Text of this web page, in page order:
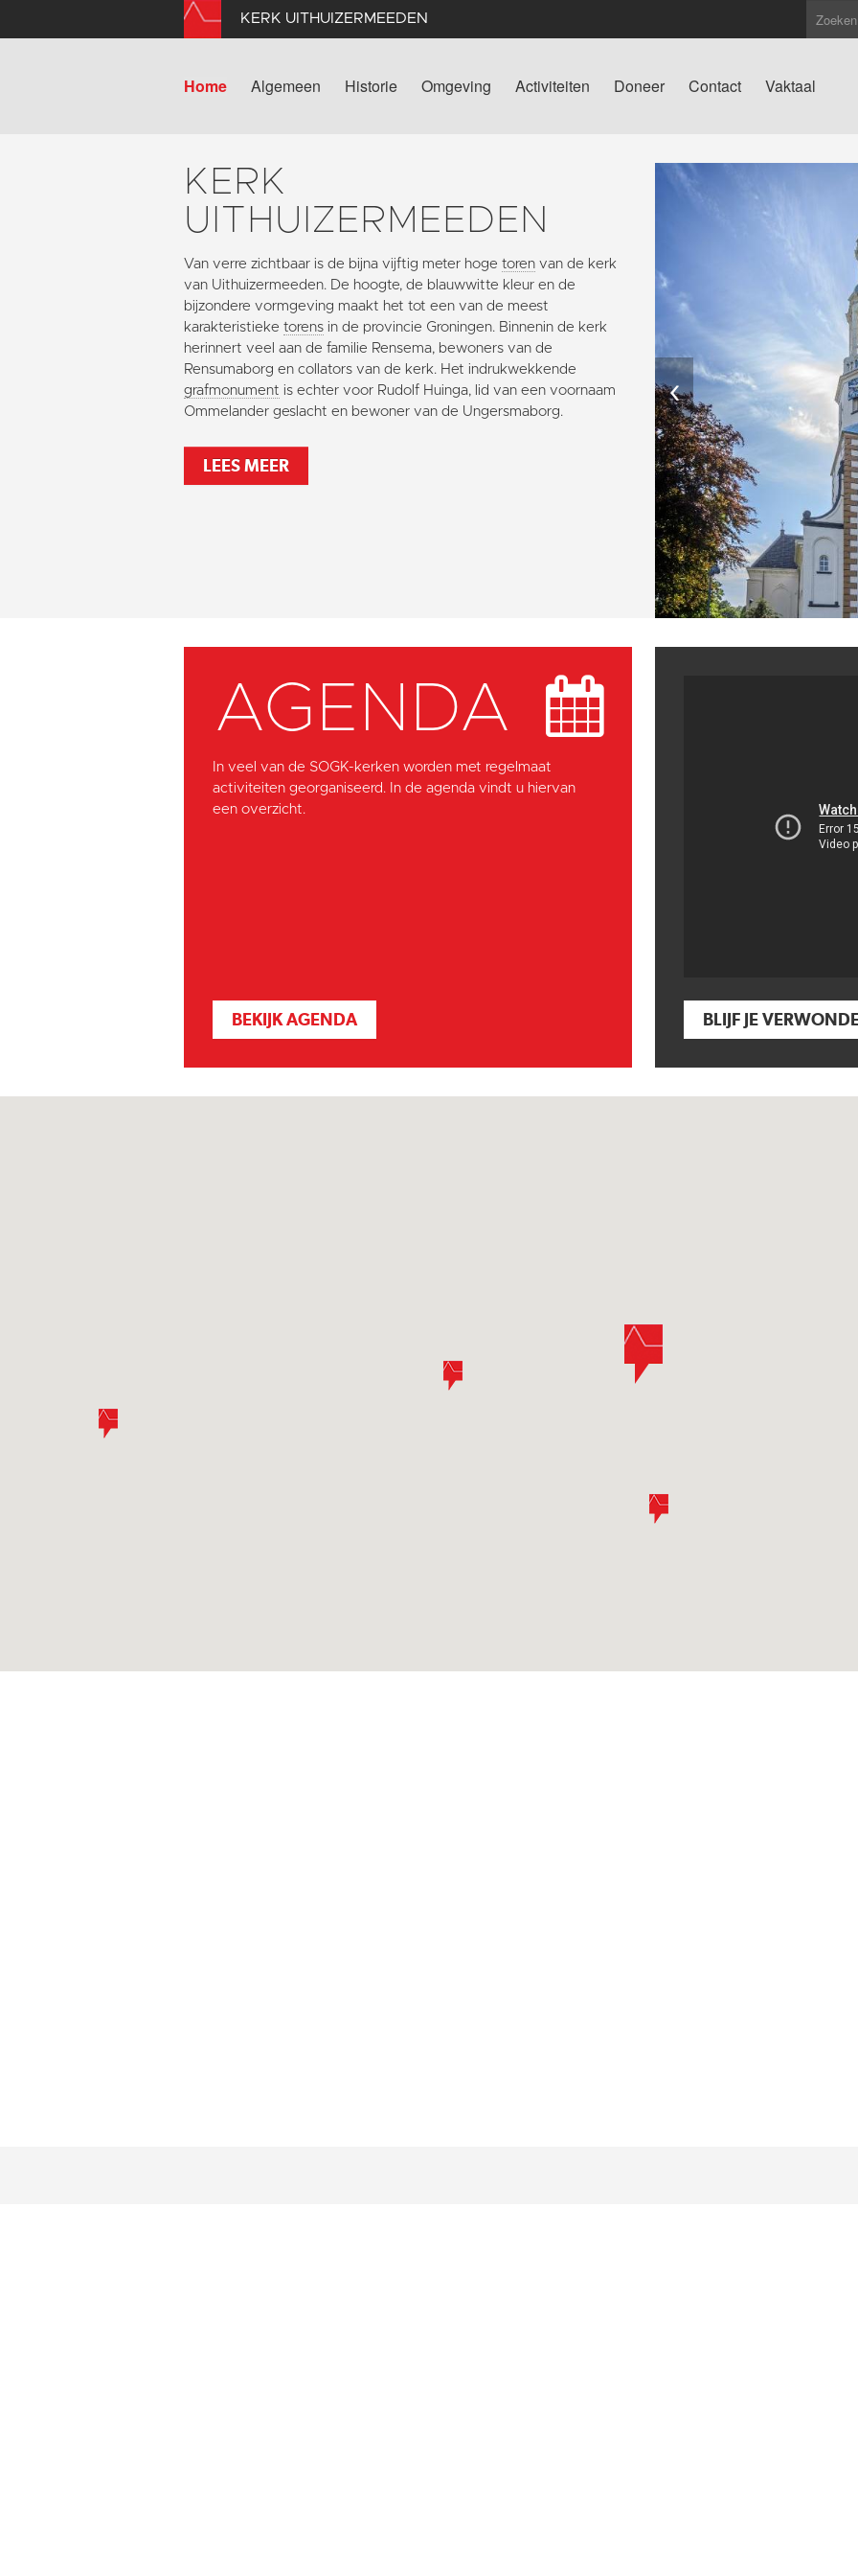
KERK UITHUIZERMEEDEN
Home Algemeen Historie Omgeving Activiteiten Doneer Contact Vaktaal
KERK
UITHUIZERMEEDEN
Van verre zichtbaar is de bijna vijftig meter hoge toren van de kerk
van Uithuizermeeden. De hoogte, de blauwwitte kleur en de
bijzondere vormgeving maakt het tot een van de meest
karakteristieke torens in de provincie Groningen. Binnenin de kerk
herinnert veel aan de familie Rensema, bewoners van de
Rensumaborg en collators van de kerk. Het indrukwekkende
grafmonument is echter voor Rudolf Huinga, lid van een voornaam
Ommelander geslacht en bewoner van de Ungersmaborg.
LEES MEER
‹
AGENDA
In veel van de SOGK-kerken worden met regelmaat
activiteiten georganiseerd. In de agenda vindt u hiervan
een overzicht.
BEKIJK AGENDA BLIJF JE